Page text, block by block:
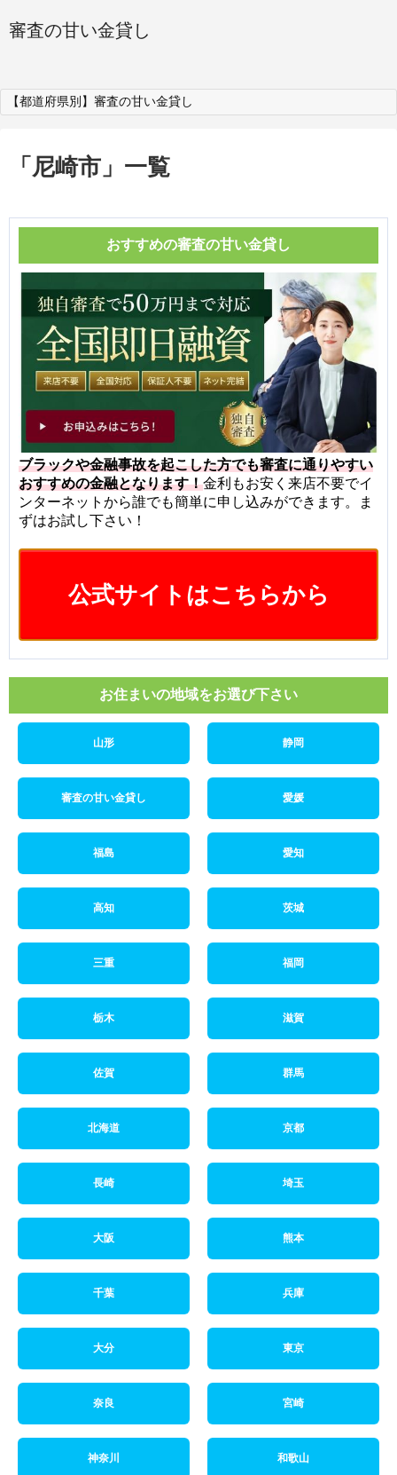
審査の甘い金貸し
【都道府県別】審査の甘い金貸し
「 尼崎市 」 一覧
おすすめの審査の甘い金貸し
ブラックや金融事故を起こした方でも審査に通りやすい
おすすめの金融となります！金利もお安く来店不要でイ
ンターネットから誰でも簡単に申し込みができます。ま
ずはお試し下さい！
公式サイトはこちらから
お住まいの地域をお選び下さい
山形 静岡
審査の甘い金貸し 愛媛
福島 愛知
高知 茨城
三重 福岡
栃木 滋賀
佐賀 群馬
北海道 京都
長崎 埼玉
大阪 熊本
千葉 兵庫
大分 東京
奈良 宮崎
神奈川 和歌山